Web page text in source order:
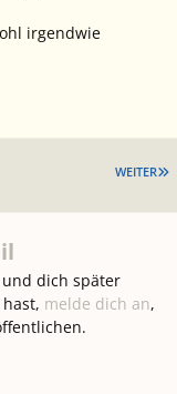
irgendwie
WEITER
dich später
melde dich an,